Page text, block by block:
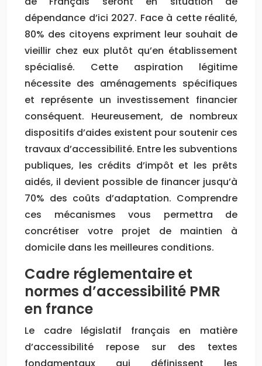
dépendance d’ici 2027. Face à cette réalité,
80% des citoyens expriment leur souhait de
vieillir chez eux plutôt qu’en établissement
spécialisé. Cette aspiration légitime
nécessite des aménagements spécifiques
et représente un investissement financier
conséquent. Heureusement, de nombreux
dispositifs d’aides existent pour soutenir ces
travaux d’accessibilité. Entre les subventions
publiques, les crédits d’impôt et les prêts
aidés, il devient possible de financer jusqu’à
70% des coûts d’adaptation. Comprendre
ces mécanismes vous permettra de
concrétiser votre projet de maintien à
domicile dans les meilleures conditions.
Cadre réglementaire et
normes d’accessibilité PMR
en france
Le cadre législatif français en matière
d’accessibilité repose sur des textes
fondamentaux qui définissent les